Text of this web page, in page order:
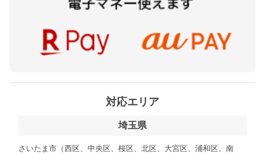
対応エリア
埼玉県
さいたま市（西区、中央区、桜区、北区、大宮区、浦和区、南